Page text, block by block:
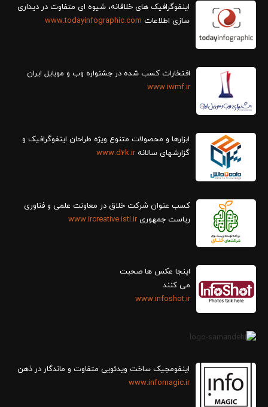
سازی اطلاعات www.todayinfographic.com
افتخارات کسب شده در جشنواره وب و موبایل ایران
www.iwmf.ir
ابزارها و محصولات متنوع ویژه طراحان اینفوگرافیک و
گزارش‎های سالانه
www.d2k.ir
کسب عنوان شرکت خلاق در معاونت علمی و فناوری
ریاست جمهوریwww.ircreative.isti.ir
اینجا عکس ها صحبت
می کنند
www.infoshot.ir
اینفومجیک ساخت ویدئویی متفاوت و ماندگار در ذهن
www.infomagic.ir